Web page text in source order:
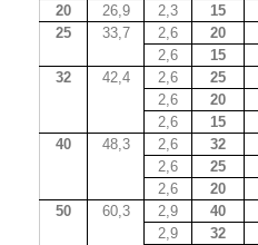
20
26,9 2,3 15
25
33,7 2,6 20
2,6
15
32
42,4 2,6 25
2,6
20
2,6
15
40
48,3 2,6 32
2,6
25
2,6
20
50
60,3 2,9 40
2,9
32